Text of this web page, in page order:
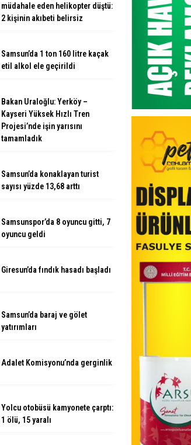
müdahale eden helikopter düştü:
2 kişinin akıbeti belirsiz
Samsun’da 1 ton 160 litre kaçak
etil alkol ele geçirildi
Bakan Uraloğlu: Yerköy –
Kayseri Yüksek Hızlı Tren
Projesi’nde işin yarısını
tamamladık
Samsun’da konaklayan turist
sayısı yüzde 13,68 arttı
Samsunspor’da 8 oyuncu gitti, 7
oyuncu geldi
Giresun’da fındık hasadı başladı
Samsun’da baraj ve gölet
yatırımları
Adalet Komisyonu’nda gerginlik
Yolcu otobüsü kamyonete çarptı:
1 ölü, 15 yaralı